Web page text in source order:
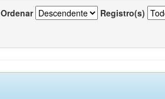
Ordenar Registro(s)